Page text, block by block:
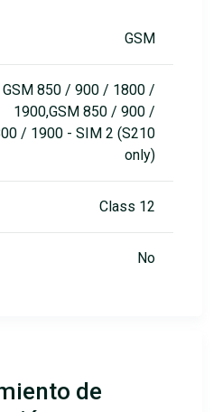
GSM
GSM 850 / 900 / 1800 /
1900,GSM 850 / 900 /
/ 1900 - SIM 2 (S210
only)
Class 12
No
de